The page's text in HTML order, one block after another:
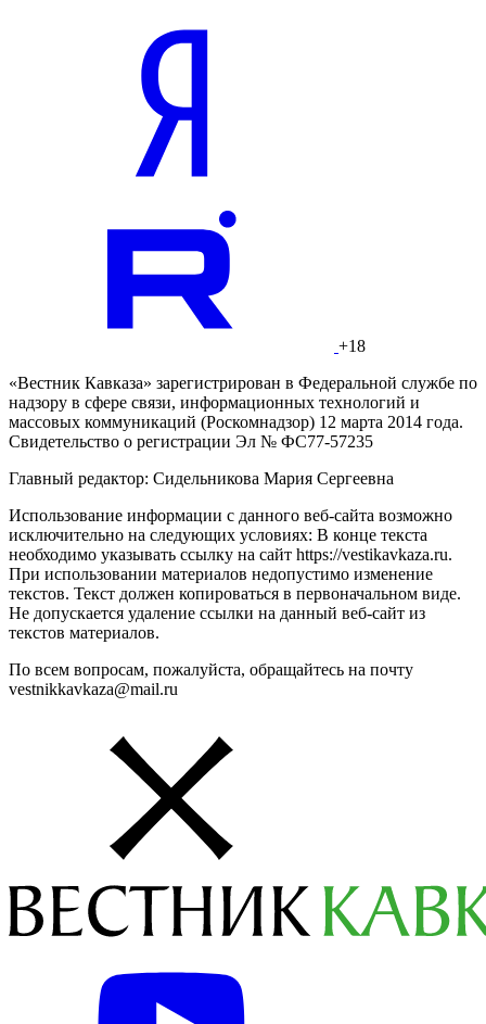
+18
«Вестник Кавказа» зарегистрирован в Федеральной службе по
надзору в сфере связи, информационных технологий и
массовых коммуникаций (Роскомнадзор) 12 марта 2014 года.
Свидетельство о регистрации Эл № ФС77-57235
Главный редактор: Сидельникова Мария Сергеевна
Использование информации с данного веб-сайта возможно
исключительно на следующих условиях: В конце текста
необходимо указывать ссылку на сайт https://vestikavkaza.ru.
При использовании материалов недопустимо изменение
текстов. Текст должен копироваться в первоначальном виде.
Не допускается удаление ссылки на данный веб-сайт из
текстов материалов.
По всем вопросам, пожалуйста, обращайтесь на почту
vestnikkavkaza@mail.ru